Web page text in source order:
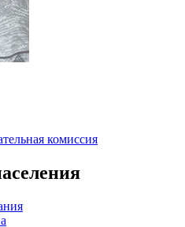
комиссия